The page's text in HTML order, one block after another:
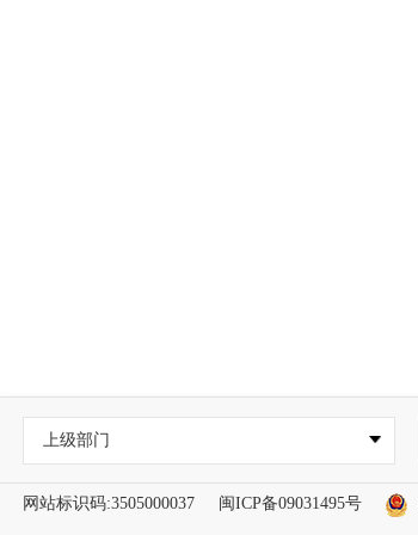
上级部门
网站标识码:3505000037 闽ICP备09031495号